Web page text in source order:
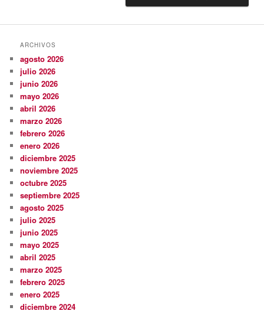
ARCHIVOS
agosto 2026
julio 2026
junio 2026
mayo 2026
abril 2026
marzo 2026
febrero 2026
enero 2026
diciembre 2025
noviembre 2025
octubre 2025
septiembre 2025
agosto 2025
julio 2025
junio 2025
mayo 2025
abril 2025
marzo 2025
febrero 2025
enero 2025
diciembre 2024